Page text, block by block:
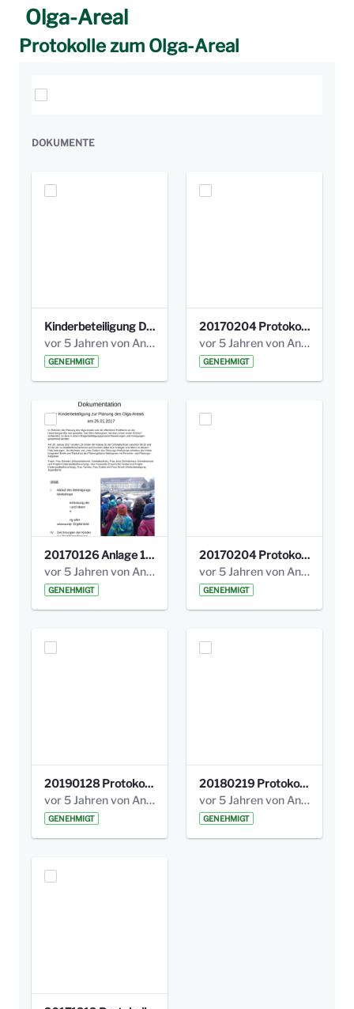
Olga-Areal
Protokolle zum Olga-Areal
Elemente auswählen
DOKUMENTE
Kinderbeteiligung Dez. 17 _Abstimmung Klettergerüst.pdf
vor 5 Jahren von Anni Schlumberger
GENEHMIGT
20170204 Protokoll Workshop 2 Promenade Schloßstraße (1).pdf
vor 5 Jahren von Anni Schlumberger
GENEHMIGT
20170126 Anlage 1_Kinderbeteiligung_Olga_Areal_Auswertung.pdf
vor 5 Jahren von Anni Schlumberger
GENEHMIGT
20170204 Protokoll Workshop 2 Promenade Schloßstraße .pdf
vor 5 Jahren von Anni Schlumberger
GENEHMIGT
20190128 Protokoll der Projektgruppe Olgäle.pdf
vor 5 Jahren von Anni Schlumberger
GENEHMIGT
20180219 Protokoll der Projektgruppe Olgaele2012.pdf
vor 5 Jahren von Anni Schlumberger
GENEHMIGT